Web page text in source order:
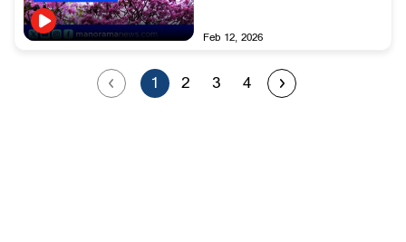
Feb 12, 2026
1 2 3 4